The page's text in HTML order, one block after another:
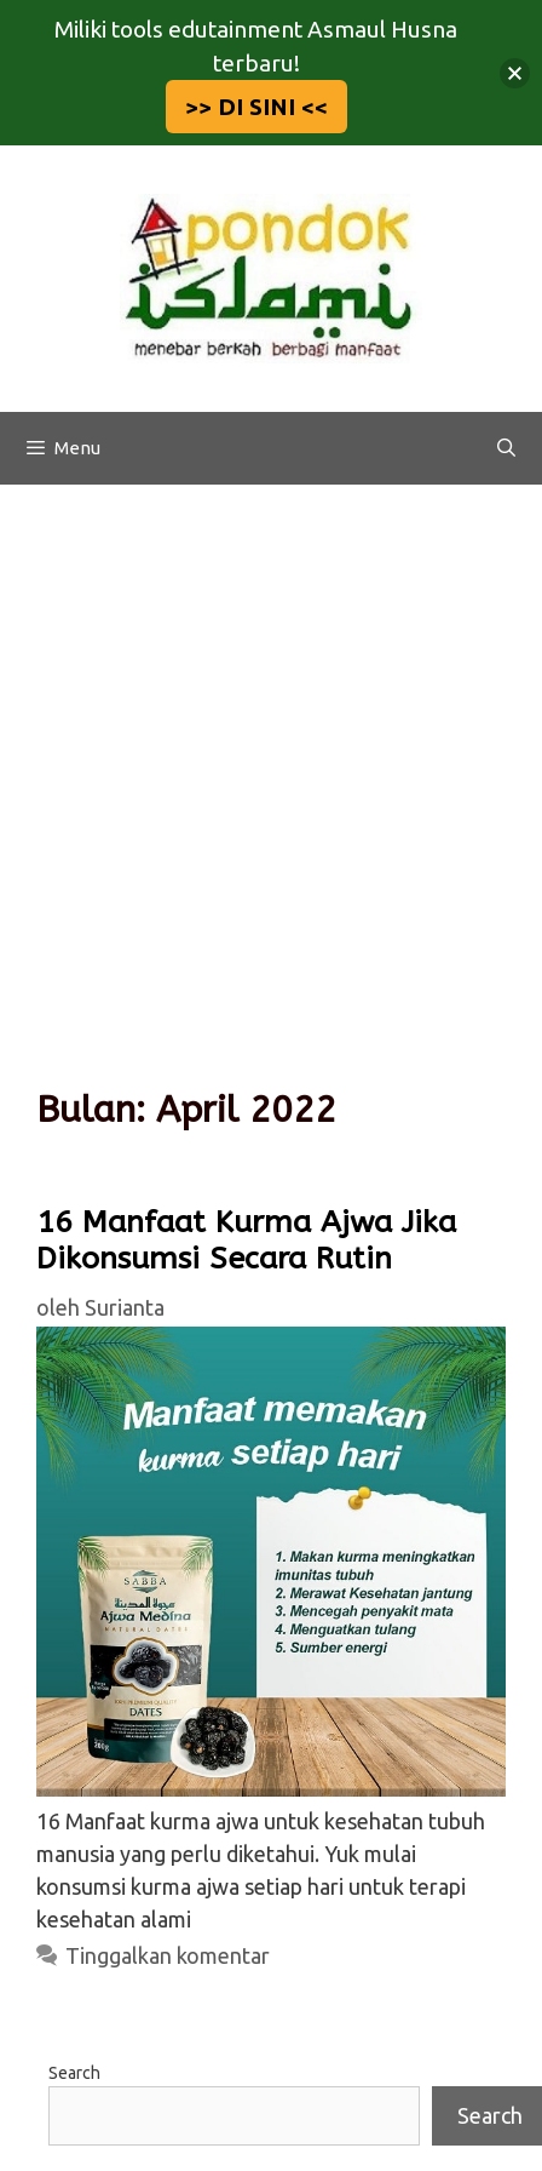
Menu
Bulan: April 2022
16 Manfaat Kurma Ajwa Jika
Dikonsumsi Secara Rutin
oleh Surianta
16 Manfaat kurma ajwa untuk kesehatan tubuh
manusia yang perlu diketahui. Yuk mulai
konsumsi kurma ajwa setiap hari untuk terapi
kesehatan alami
Tinggalkan komentar
Search
Search
Miliki tools edutainment Asmaul Husna
terbaru!
>> DI SINI <<